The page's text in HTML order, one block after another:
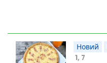
Новий
1, 7